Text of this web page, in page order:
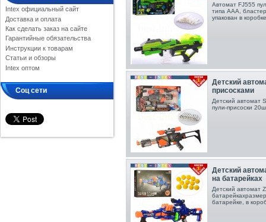
Intex официальный сайт
Доставка и оплата
Как сделать заказ на сайте
Гарантийные обязательства
Инструкции к товарам
Статьи и обзоры
Intex оптом
Соц сети
Автомат FJ555
типа ААА,
упакован в коробке
Детский
присосками
Детский автомат
пули-присоски
Детский
на батарейках
Детский автомат
батарейках
батарейке, в